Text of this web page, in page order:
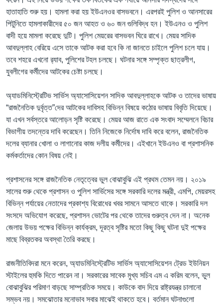
হাতাহাতি শুরু হয়। হামলা করা হয় ইউএনওর বাসভবনে। এরপরই পুলিশ ও আনসারের
পিটুনিতে হামলাকারীদের ৫০ জন আহত ও ৬০ জন গুলিবিদ্ধ হন। ইউএনও ও পুলিশ
বাদী হয়ে মামলা করেছে দুটি। পুলিশ মেয়রের বাসভবন ঘিরে রাখে। মেয়র সাদিক
আবদুল্লাহ বেরিয়ে এসে তাকে আটক করা হবে কি না জানতে চাইলে পুলিশ চলে যায়।
তবে শহরে এখনো র‍্যাব, পুলিশের টহল চলছে। ঘটনার সঙ্গে সম্পৃক্ত ছাত্রলীগ,
যুবলীগের কর্মীদের আটকের চেষ্টা চলছে।
অ্যাডমিনিস্ট্রেটিভ সার্ভিস অ্যাসোসিয়েশন সাদিক আবদুল্লাহকে আটক ও তাদের ভাষায়
“রাজনৈতিক দুর্বৃত্ত”দের আটকের দাবিসহ বিভিন্ন বিষয়ে কঠোর ভাষায় বিবৃতি দিয়েছে।
যা এখন সর্বস্তরে আলোড়ন সৃষ্টি করেছে। মেয়র আজ রাতে এক সংবাদ সম্মেলনে বিচার
বিভাগীয় তদন্তের দাবি করেছেন। তিনি নিজেকে নির্দোষ দাবি করে বলেন, রাজনৈতিক
দলের ব্যানার খোলা ও লাগানোর কাজ দলীয় কর্মীদের। এইখানে ইউএনও বা প্রশাসনিক
কর্মকর্তাদের কোন বিষয় নেই।
প্রশাসনের সঙ্গে রাজনৈতিক নেতৃত্বের ভুল বোঝাবুঝি এই প্রথম তেমন নয়। ২০১৯
সালের শুরু থেকে প্রশাসন ও পুলিশ সার্ভিসের সঙ্গে সরকারি দলের মন্ত্রী, এমপি, মেয়রসহ
বিভিন্ন পর্যায়ের নেতাদের প্রকাশ্য বিরোধের খবর সামনে আসতে থাকে। সরকারি দল
সংসদে অভিযোগ করেছে, প্রশাসন ভোটের পর থেকে তাদের গুরুত্ব দেন না। অনেক
জেলায় উভয় পক্ষের বিভিন্ন কার্যক্রম, দূরত্ব সৃষ্টির মতো কিছু কিছু ঘটনা দুই পক্ষের
মাছে বিব্রতকর অবস্থা তৈরি করছে।
রাজনীতিবিদরা মনে করেন, অ্যাডমিনিস্ট্রেটিভ সার্ভিস অ্যাসোসিয়েশন ট্রেড ইউনিয়ন
স্টাইলের হুমকি দিতে পারেন না। সরকারের সাবেক মুখ্য সচিব এম এ করিম বলেন, ভুল
বোঝাবুঝির পরিমাণ বাড়ছে সাম্প্রতিক সময়ে। কাউকে বাদ দিয়ে রাষ্ট্রযন্ত্র চালানো
সম্ভব নয়। সমঝোতার মনোভাব সবার মাঝেই থাকতে হবে। বর্তমান ঘটনাগুলো